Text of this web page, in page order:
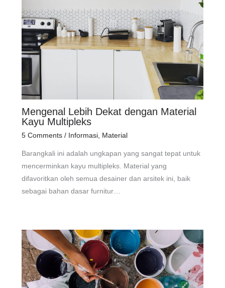
Mengenal Lebih Dekat dengan Material
Kayu Multipleks
5 Comments / Informasi, Material
Barangkali ini adalah ungkapan yang sangat tepat untuk
mencerminkan kayu multipleks. Material yang
difavoritkan oleh semua desainer dan arsitek ini, baik
sebagai bahan dasar furnitur…